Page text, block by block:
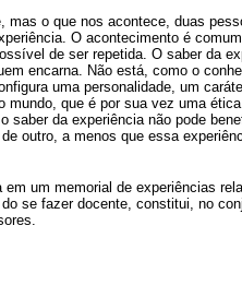
mas o que nos acontece, duas
O acontecimento é
de ser repetida. O saber da
encarna. Não está, como o
uma personalidade, um
mundo, que é por sua vez uma
da experiência não pode
outro, a menos que essa
um memorial de experiências
se fazer docente, constitui, no